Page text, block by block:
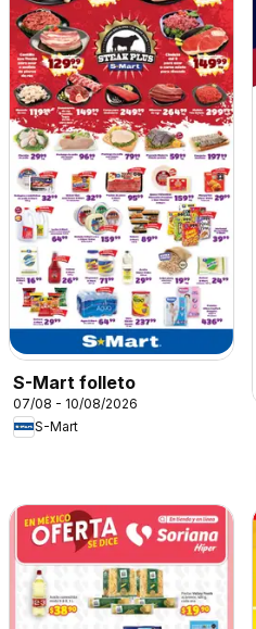
S-Mart folleto
07/08 - 10/08/2026
S-Mart